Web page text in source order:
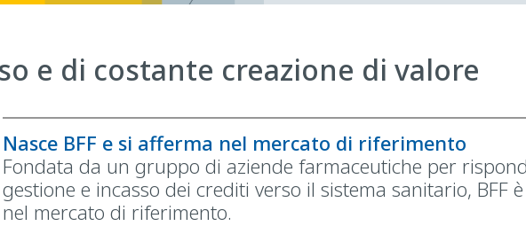
e di costante creazione di valore
Nasce BFF e si afferma nel mercato di riferimento
Fondata da un gruppo di aziende farmaceutiche per
gestione e incasso dei crediti verso il sistema sanitario, BFF
nel mercato di riferimento.